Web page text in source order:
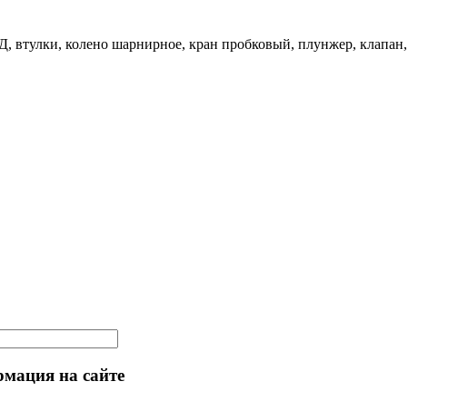
втулки, колено шарнирное, кран пробковый, плунжер, клапан,
на сайте